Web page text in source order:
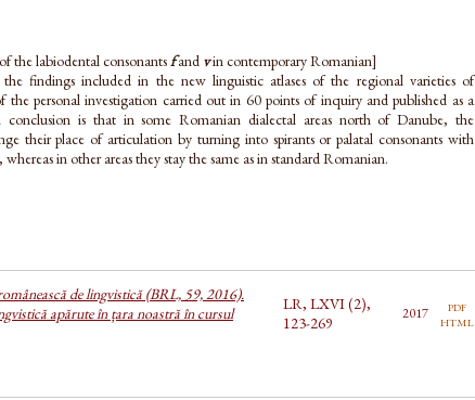
the labiodental consonantsfand vin contemporary Romanian]
the findings included in the new linguistic atlases of the regional varieties of
the personal investigation carried out in 60 points of inquiry and published as a
conclusion is that in some Romanian dialectal areas north of Danube, the
their place of articulation by turning into spirants or palatal consonants with
in other areas they stay the same as in standard Romanian.
de lingvistică (BRL, 59, 2016).
apărute în țara noastră în cursul
LR, LXVI (2),
123-269
2017 pdf
html